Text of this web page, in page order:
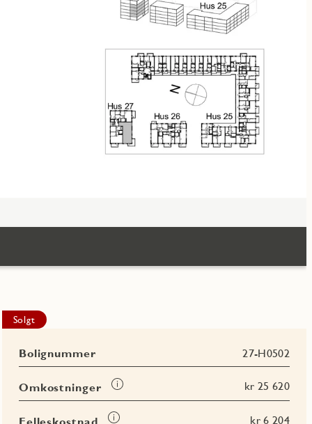
Solgt
Bolignummer 27-H0502
Omkostninger
Les
mer
om
kr 25 620
Felleskostnad
Les
kr 6 204